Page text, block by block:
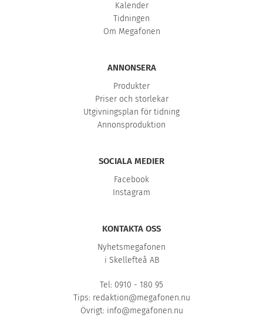
Kalender
Tidningen
Om Megafonen
ANNONSERA
Produkter
Priser och storlekar
Utgivningsplan för tidning
Annonsproduktion
SOCIALA MEDIER
Facebook
Instagram
KONTAKTA OSS
Nyhetsmegafonen
i Skellefteå AB
Tel: 0910 - 180 95
Tips: redaktion@megafonen.nu
Övrigt: info@megafonen.nu